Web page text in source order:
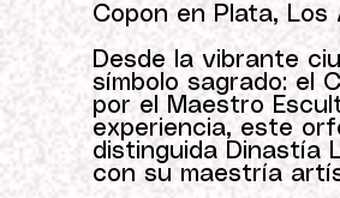
Copon en Plata, Los
Desde la vibrante
símbolo sagrado: el
por el Maestro
experiencia, este
distinguida Dinastía
con su maestría